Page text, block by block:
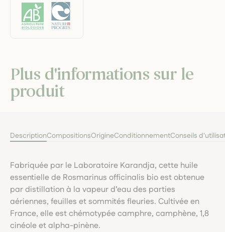
Plus d'informations sur le
produit
DescriptionCompositionsOrigineConditionnementConseils
Fabriquée par le Laboratoire Karandja, cette huile
essentielle de Rosmarinus officinalis bio est obtenue
par distillation à la vapeur d’eau des parties
aériennes, feuilles et sommités fleuries. Cultivée en
France, elle est chémotypée camphre, camphène, 1,8
cinéole et alpha-pinène.